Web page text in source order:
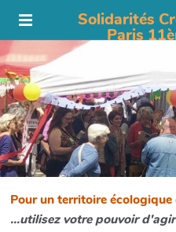
Solidarités
Paris
Pour un territoire
...utilisez votre pouvoir